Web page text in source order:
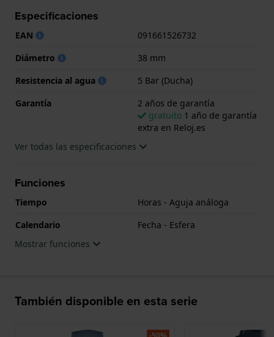
Especificaciones
EAN
091661526732
Diámetro
38 mm
Resistencia al agua
5 Bar (Ducha)
Garantía
2 años de garantía
gratuito 1 año de garantía
extra en Reloj.es
Ver todas las especificaciones
Funciones
Tiempo
Horas - Aguja análoga
Calendario
Fecha - Esfera
Mostrar funciones
También disponible en esta serie